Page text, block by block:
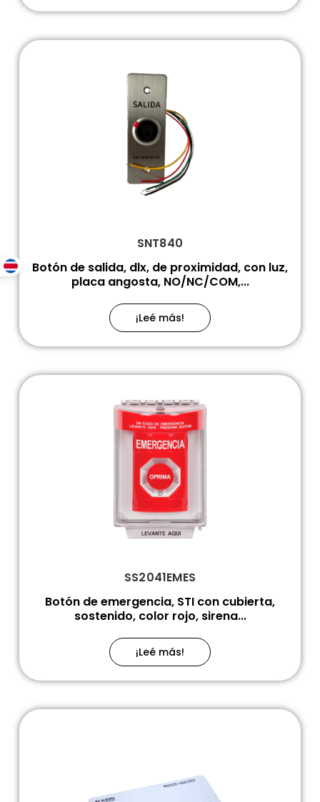
SNT840
Botón de salida, dlx, de proximidad, con luz,
placa angosta, NO/NC/COM,...
¡Leé más!
SS2041EMES
Botón de emergencia, STI con cubierta,
sostenido, color rojo, sirena...
¡Leé más!